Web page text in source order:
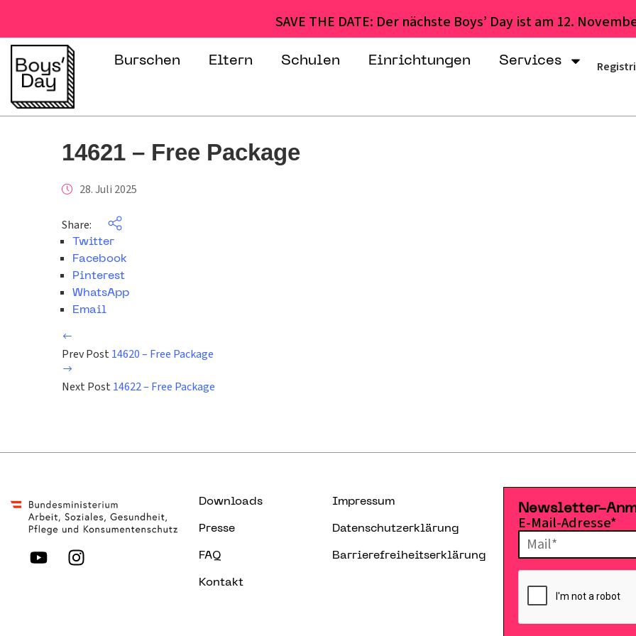
SAVE THE DATE: Der nächste Boys’ Day ist am 12.
Burschen Eltern Schulen Einrichtungen Services
14621 – Free Package
28. Juli 2025
Share:
Twitter
Facebook
Pinterest
WhatsApp
Email
Prev Post 14620 – Free Package
Next Post 14622 – Free Package
Downloads
Presse
FAQ
Kontakt
Impressum
Datenschutzerklärung
Barrierefreiheitserklärung
Newsletter-
E-Mail-Adresse*